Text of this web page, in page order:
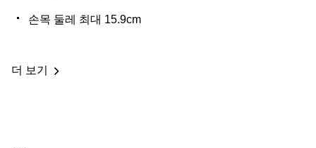
손목 둘레 최대 15.9cm
더 보기